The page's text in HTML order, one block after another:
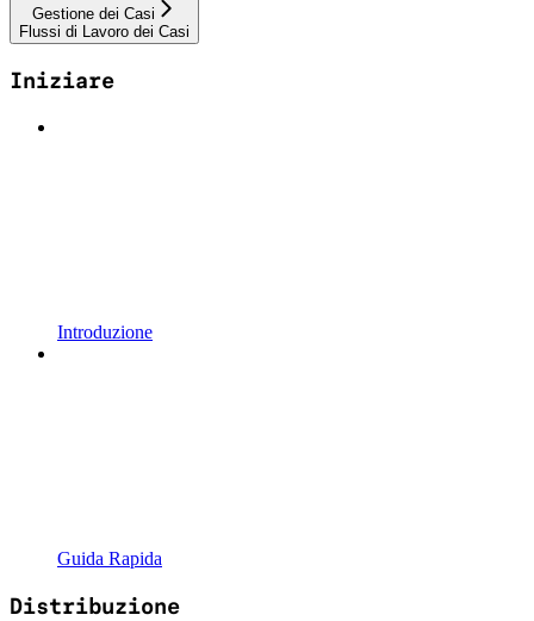
Gestione dei Casi
Flussi di Lavoro dei Casi
Iniziare
Introduzione
Guida Rapida
Distribuzione